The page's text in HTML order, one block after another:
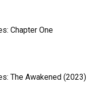
Chapter One
The Awakened (2023)